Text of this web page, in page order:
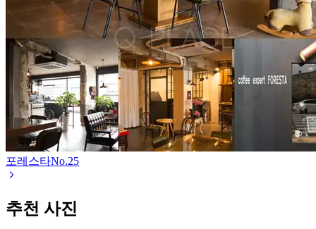
포레스타No.25
추천 사진